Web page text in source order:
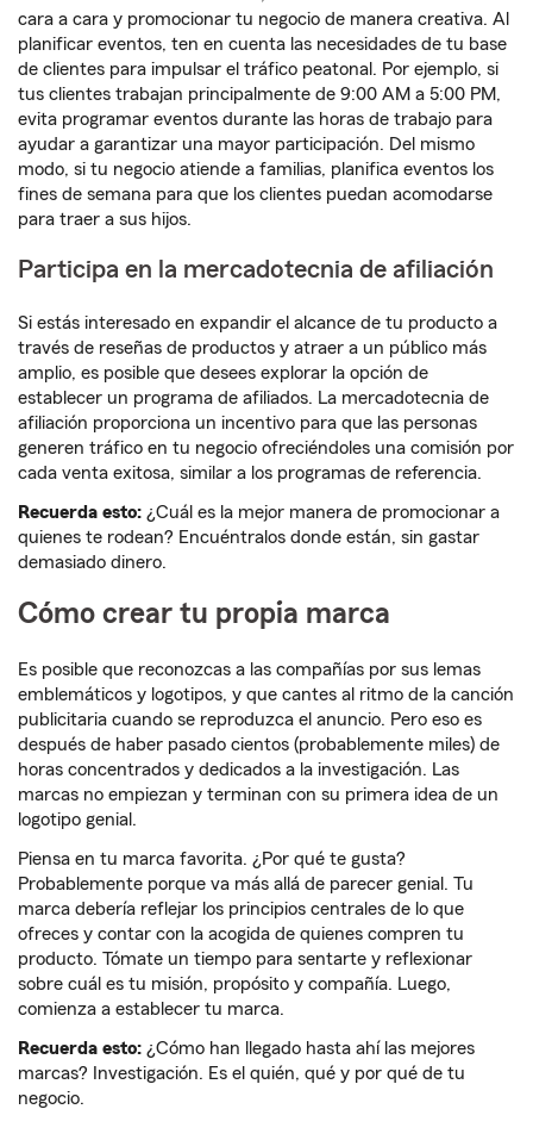
cara a cara y promocionar tu negocio de manera creativa. Al
planificar eventos, ten en cuenta las necesidades de tu base
de clientes para impulsar el tráfico peatonal. Por ejemplo, si
tus clientes trabajan principalmente de 9:00 AM a 5:00 PM,
evita programar eventos durante las horas de trabajo para
ayudar a garantizar una mayor participación. Del mismo
modo, si tu negocio atiende a familias, planifica eventos los
fines de semana para que los clientes puedan acomodarse
para traer a sus hijos.
Participa en la mercadotecnia de afiliación
Si estás interesado en expandir el alcance de tu producto a
través de reseñas de productos y atraer a un público más
amplio, es posible que desees explorar la opción de
establecer un programa de afiliados. La mercadotecnia de
afiliación proporciona un incentivo para que las personas
generen tráfico en tu negocio ofreciéndoles una comisión por
cada venta exitosa, similar a los programas de referencia.
Recuerda esto: ¿Cuál es la mejor manera de promocionar a
quienes te rodean? Encuéntralos donde están, sin gastar
demasiado dinero.
Cómo crear tu propia marca
Es posible que reconozcas a las compañías por sus lemas
emblemáticos y logotipos, y que cantes al ritmo de la canción
publicitaria cuando se reproduzca el anuncio. Pero eso es
después de haber pasado cientos (probablemente miles) de
horas concentrados y dedicados a la investigación. Las
marcas no empiezan y terminan con su primera idea de un
logotipo genial.
Piensa en tu marca favorita. ¿Por qué te gusta?
Probablemente porque va más allá de parecer genial. Tu
marca debería reflejar los principios centrales de lo que
ofreces y contar con la acogida de quienes compren tu
producto. Tómate un tiempo para sentarte y reflexionar
sobre cuál es tu misión, propósito y compañía. Luego,
comienza a establecer tu marca.
Recuerda esto: ¿Cómo han llegado hasta ahí las mejores
marcas? Investigación. Es el quién, qué y por qué de tu
negocio.